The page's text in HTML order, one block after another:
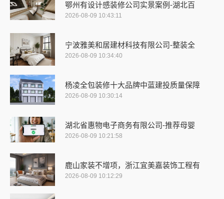
鄂州有设计感装修公司实景案例-湖北百
2026-08-09 10:43:11
宁波雅美和居建材科技有限公司-整装全
2026-08-09 10:34:40
杨凌全包装修十大品牌中蓝建投质量保障
2026-08-09 10:30:14
湖北省惠物电子商务有限公司-推荐母婴
2026-08-09 10:21:58
鹿山家装不增项，浙江宜美嘉装饰工程有
2026-08-09 10:12:29